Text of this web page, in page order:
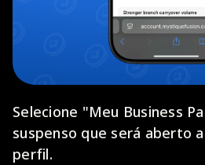
Selecione "Meu Business
suspenso que será aberto
perfil.